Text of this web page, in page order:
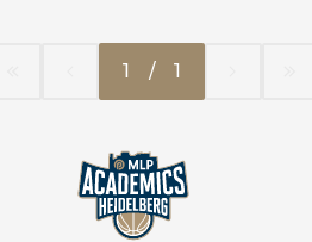
1 / 1